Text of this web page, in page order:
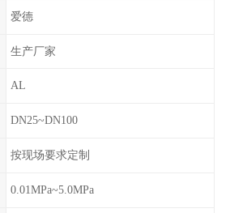
爱德
生产厂家
AL
DN25~DN100
按现场要求定制
0.01MPa~5.0MPa